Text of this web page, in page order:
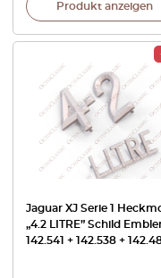
Produkt anzeigen
Jaguar XJ Serie 1
„4.2 LITRE” Schild
142.541 + 142.538 +